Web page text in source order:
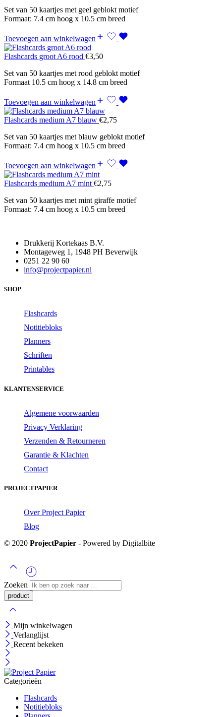
Set van 50 kaartjes met geel geblokt motief
Formaat: 7.4 cm hoog x 10.5 cm breed
Toevoegen aan winkelwagen
Flashcards groot A6 rood €3,50
Set van 50 kaartjes met rood geblokt motief
Formaat 10.5 cm hoog x 14.8 cm breed
Toevoegen aan winkelwagen
Flashcards medium A7 blauw €2,75
Set van 50 kaartjes met blauw geblokt motief
Formaat: 7.4 cm hoog x 10.5 cm breed
Toevoegen aan winkelwagen
Flashcards medium A7 mint €2,75
Set van 50 kaartjes met mint giraffe motief
Formaat: 7.4 cm hoog x 10.5 cm breed
Drukkerij Kortekaas B.V.
Montageweg 1, 1948 PH Beverwijk
0251 22 90 60
info@projectpapier.nl
SHOP
Flashcards
Notitiebloks
Planners
Schriften
Printables
KLANTENSERVICE
Algemene voorwaarden
Privacy Verklaring
Verzenden & Retourneren
Garantie & Klachten
Contact
PROJECTPAPIER
Over Project Papier
Blog
© 2020 ProjectPapier - Powered by Digitalbite
Zoeken
Mijn winkelwagen
Verlanglijst
Recent bekeken
Categorieën
Flashcards
Notitiebloks